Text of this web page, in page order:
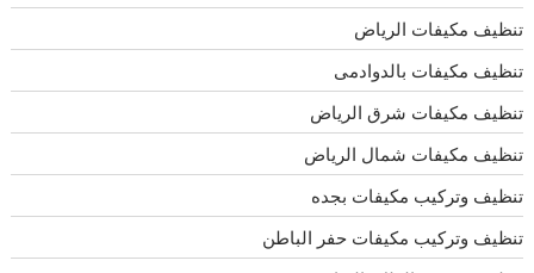
تنظيف مكيفات الرياض
تنظيف مكيفات بالدوادمى
تنظيف مكيفات شرق الرياض
تنظيف مكيفات شمال الرياض
تنظيف وتركيب مكيفات بجده
تنظيف وتركيب مكيفات حفر الباطن